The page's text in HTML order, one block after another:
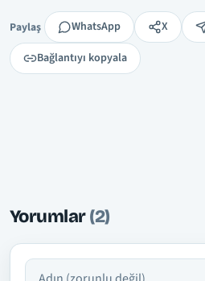
Paylaş
Paylaş WhatsApp X
Bağlantıyı kopyala
Yorumlar(2)
Adın
Yorumun